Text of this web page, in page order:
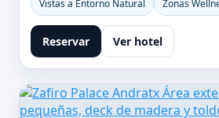
Vistas a Entorno Natural Zonas
Reservar Ver hotel